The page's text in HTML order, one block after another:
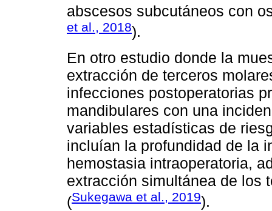
abscesos subcutáneos con
et al., 2018).
En otro estudio donde la
extracción de terceros
infecciones postoperatorias
mandibulares con una
variables estadísticas de
incluían la profundidad de la
hemostasia intraoperatoria,
extracción simultánea de los
(Sukegawa et al., 2019).